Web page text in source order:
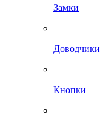
Замки
Доводчики
Кнопки